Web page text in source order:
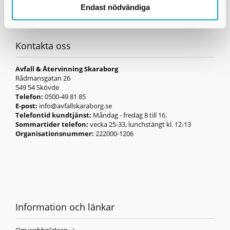
Endast nödvändiga
Kontakta oss
Avfall & Återvinning Skaraborg
Rådmansgatan 26
549 54 Skövde
Telefon: 0500-49 81 85
E-post: info@avfallskaraborg.se
Telefontid kundtjänst: Måndag - fredag 8 till 16.
Sommartider telefon: vecka 25-33, lunchstängt kl. 12-13
Organisationsnummer: 222000-1206
Information och länkar